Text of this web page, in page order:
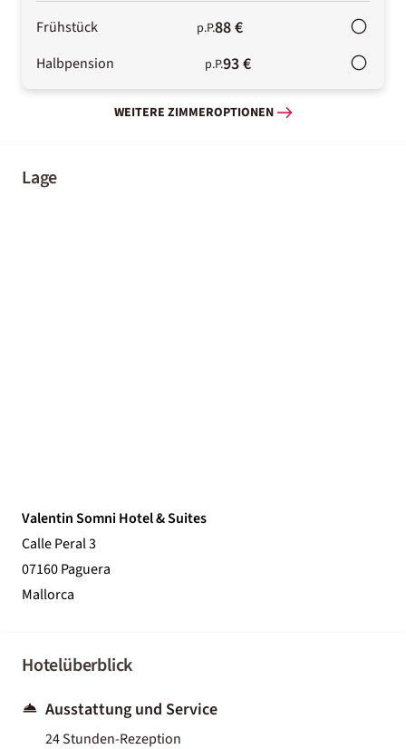
Frühstück p.P.88 €
Halbpension p.P.93 €
WEITERE ZIMMEROPTIONEN
Lage
Valentin Somni Hotel & Suites
Calle Peral 3
07160 Paguera
Mallorca
Hotelüberblick
Ausstattung und Service
24 Stunden-Rezeption